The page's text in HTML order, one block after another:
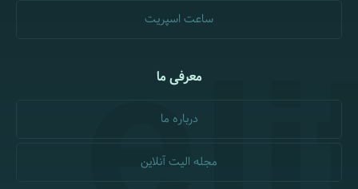
ساعت اسپریت
معرفی ما
درباره ما
مجله الیت آنلاین